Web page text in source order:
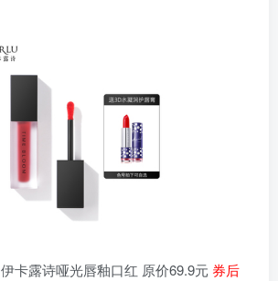
伊卡露诗哑光唇釉口红 原价69.9元 券后